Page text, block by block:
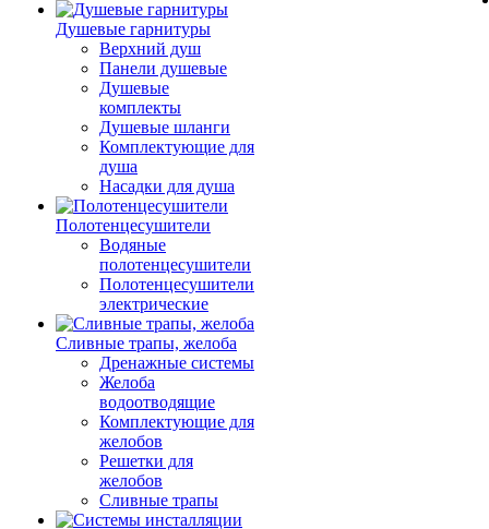
Душевые гарнитуры
Верхний душ
Панели душевые
Душевые
комплекты
Душевые шланги
Комплектующие для
душа
Насадки для душа
Полотенцесушители
Водяные
полотенцесушители
Полотенцесушители
электрические
Сливные трапы, желоба
Дренажные системы
Желоба
водоотводящие
Комплектующие для
желобов
Решетки для
желобов
Сливные трапы